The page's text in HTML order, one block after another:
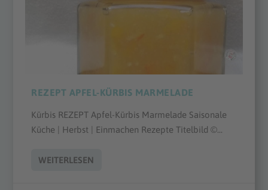
REZEPT APFEL-KÜRBIS MARMELADE
Kürbis REZEPT Apfel-Kürbis Marmelade Saisonale
Küche | Herbst | Einmachen Rezepte Titelbild ©...
WEITERLESEN